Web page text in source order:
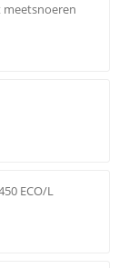
meetsnoeren
ECO/L